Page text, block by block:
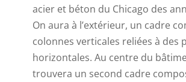
acier et béton du Chicago des
On aura à l’extérieur, un cadre
colonnes verticales reliées à des
horizontales. Au centre du
trouvera un second cadre